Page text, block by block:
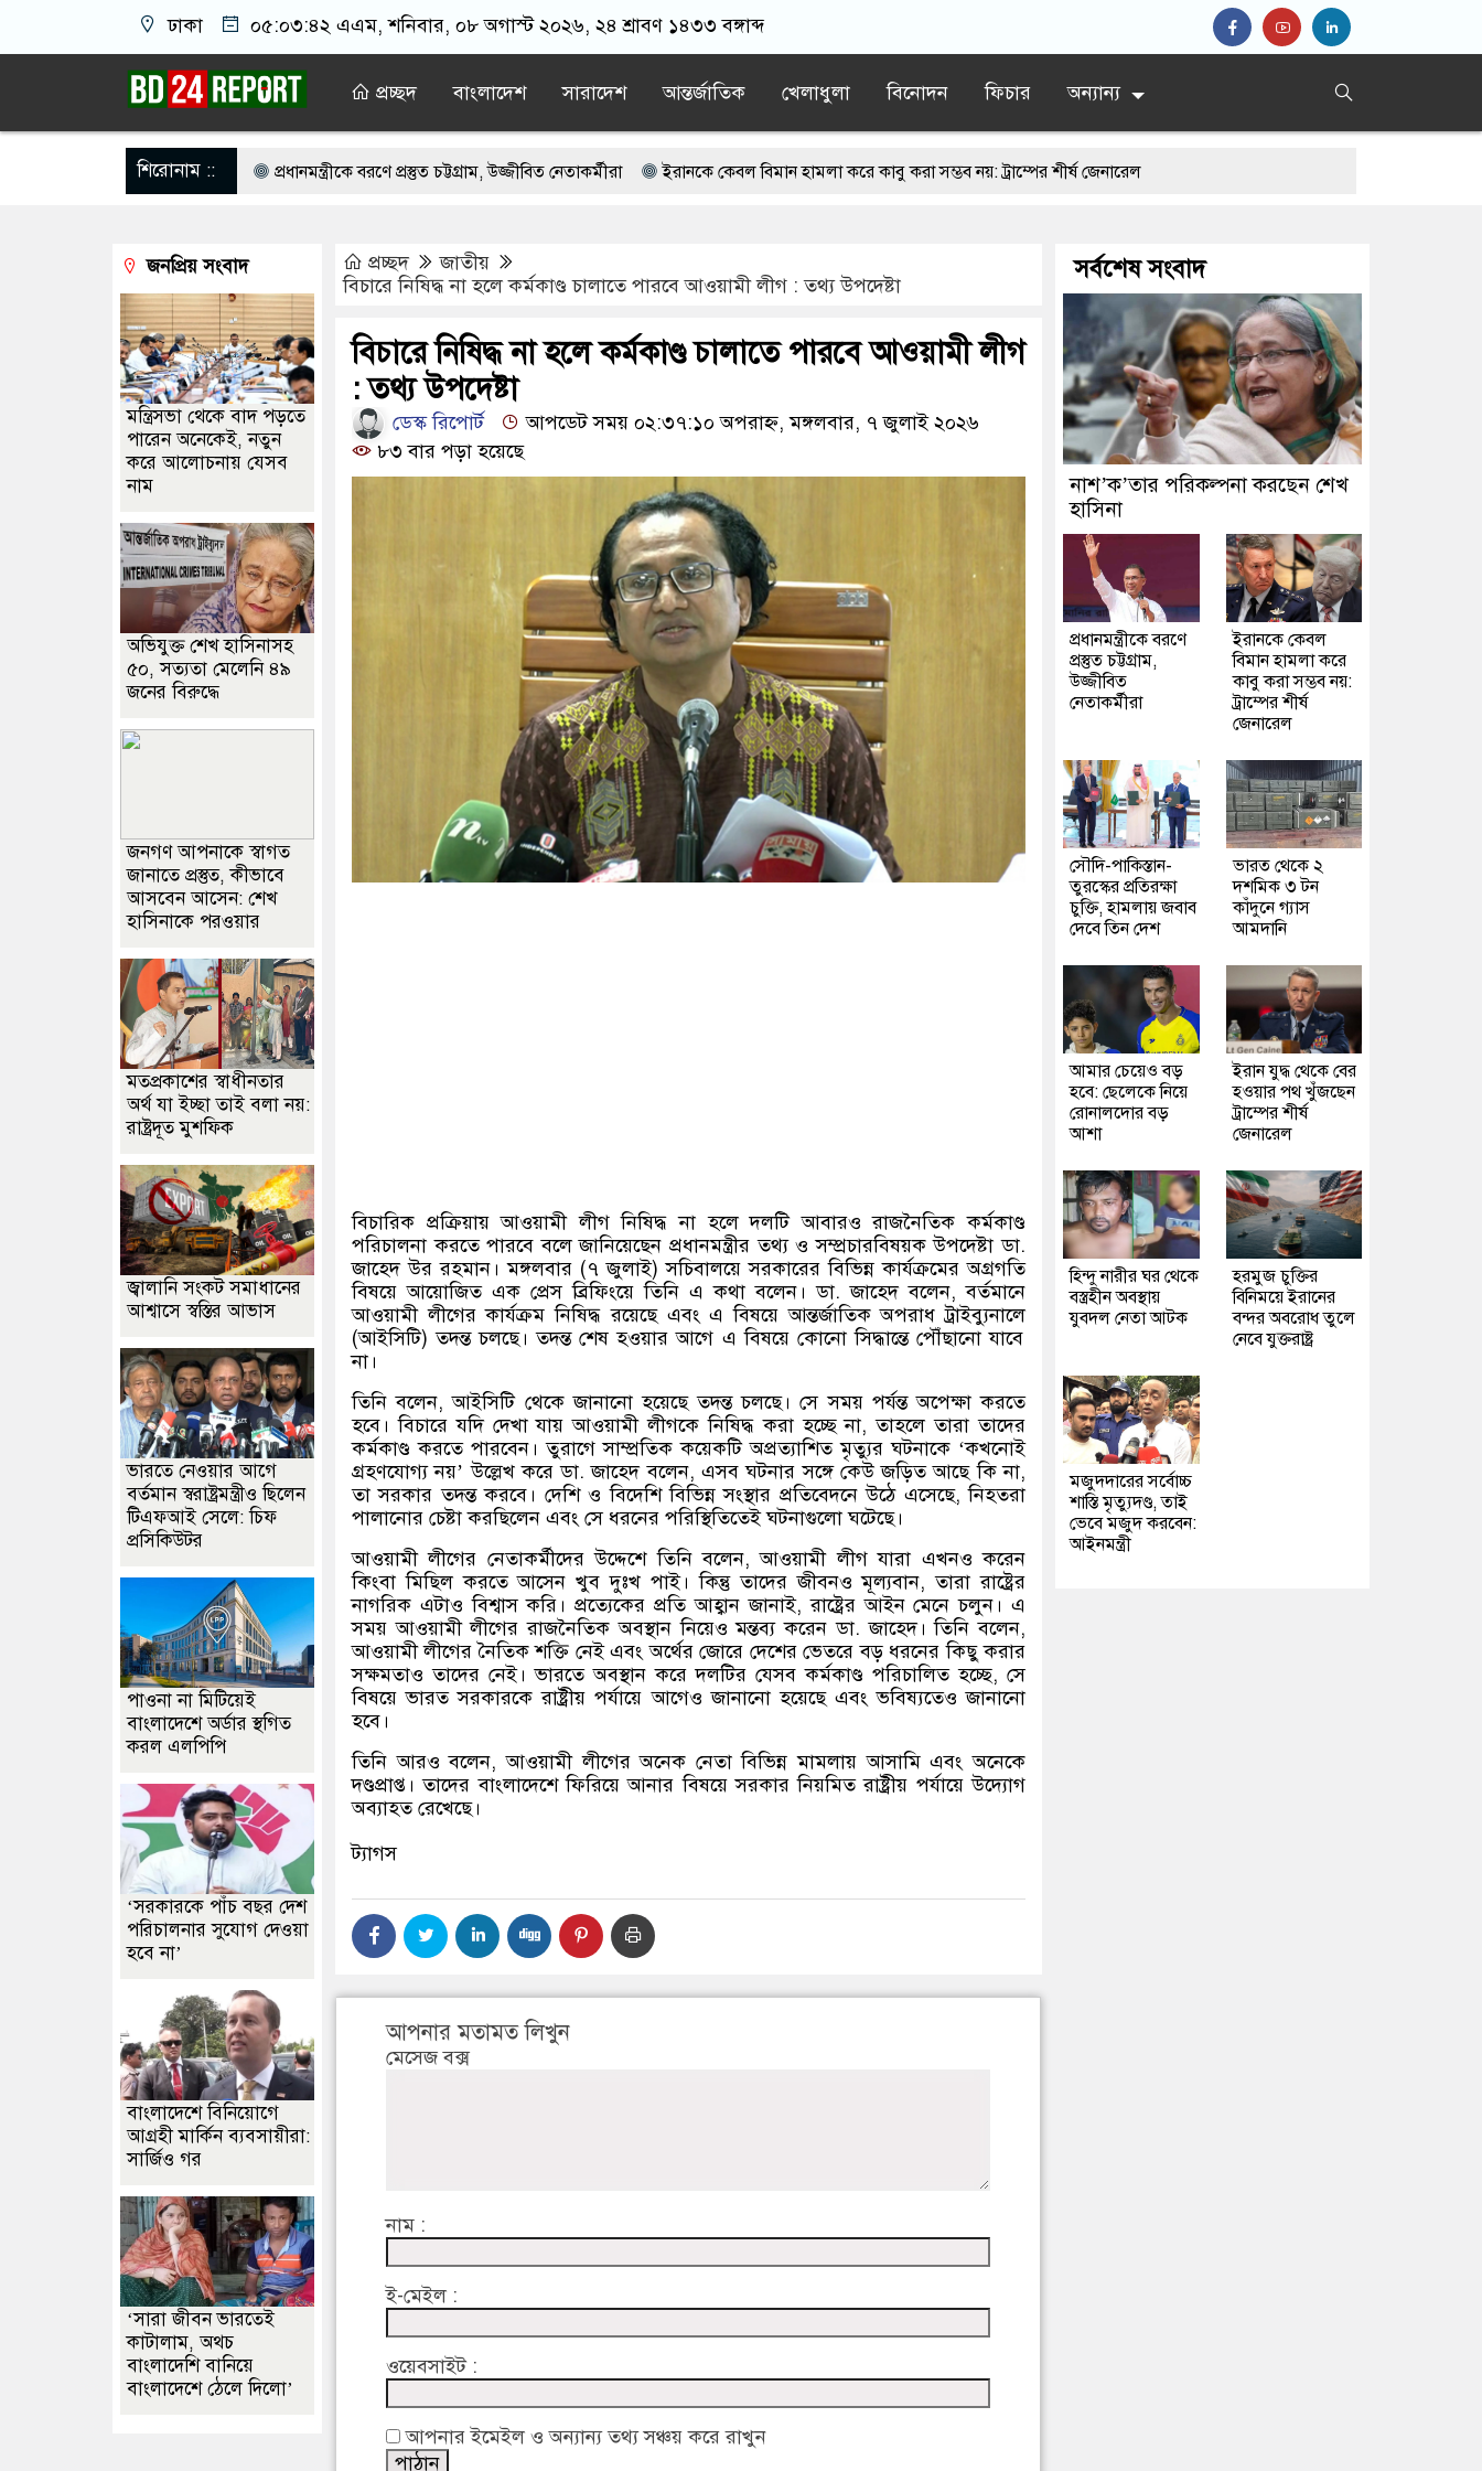
ঢাকা ০৫:০৩:৪৩ এএম, শনিবার, ০৮ অগাস্ট ২০২৬, ২৪ শ্রাবণ ১৪৩৩ বঙ্গাব্দ
প্রচ্ছদ বাংলাদেশ সারাদেশ আন্তর্জাতিক খেলাধুলা বিনোদন ফিচার অন্যান্য
শিরোনাম ::
করছেন শেখ হাসিনা প্রধানমন্ত্রীকে বরণে প্রস্তুত চট্টগ্রাম, উজ্জীবিত নেতাকর্মীরা ইরানকে কেবল বিমান হামলা করে কাবু করা সম্ভব নয়: ট্রাম্পের শীর্ষ জেনারেল
ছেলেকে নিয়ে রোনালদোর বড় আশা ইরান যুদ্ধ থেকে বের হওয়ার পথ খুঁজছেন ট্রাম্পের শীর্ষ জেনারেল
বস্ত্রহীন অবস্থায় যুবদল নেতা আটক হরমুজ চুক্তির বিনিময়ে ইরানের বন্দর অবরোধ তুলে নেবে যুক্তরাষ্ট্র
মৃত্যুদণ্ড, তাই ভেবে মজুদ করবেন: আইনমন্ত্রী
প্রচ্ছদ
জাতীয়
বিচারে নিষিদ্ধ না হলে কর্মকাণ্ড চালাতে পারবে আওয়ামী লীগ : তথ্য উপদেষ্টা
বিচারে নিষিদ্ধ না হলে কর্মকাণ্ড চালাতে পারবে আওয়ামী লীগ
: তথ্য উপদেষ্টা
ডেস্ক রিপোর্ট
আপডেট সময় ০২:৩৭:১০ অপরাহ্ন, মঙ্গলবার, ৭ জুলাই ২০২৬
৮৩ বার পড়া হয়েছে
বিচারিক প্রক্রিয়ায় আওয়ামী লীগ নিষিদ্ধ না হলে দলটি আবারও রাজনৈতিক কর্মকাণ্ড
পরিচালনা করতে পারবে বলে জানিয়েছেন প্রধানমন্ত্রীর তথ্য ও সম্প্রচারবিষয়ক উপদেষ্টা ডা.
জাহেদ উর রহমান। মঙ্গলবার (৭ জুলাই)সচিবালয়ে সরকারের বিভিন্ন কার্যক্রমের অগ্রগতি
বিষয়ে আয়োজিত এক প্রেস ব্রিফিংয়ে তিনি এ কথা বলেন। ডা.জাহেদ বলেন,বর্তমানে
আওয়ামী লীগের কার্যক্রম নিষিদ্ধ রয়েছে এবং এ বিষয়ে আন্তর্জাতিক অপরাধ ট্রাইব্যুনালে
(আইসিটি)তদন্ত চলছে। তদন্ত শেষ হওয়ার আগে এ বিষয়ে কোনো সিদ্ধান্তে পৌঁছানো যাবে
না।
তিনি বলেন,আইসিটি থেকে জানানো হয়েছে তদন্ত চলছে। সে সময় পর্যন্ত অপেক্ষা করতে
হবে। বিচারে যদি দেখা যায় আওয়ামী লীগকে নিষিদ্ধ করা হচ্ছে না,তাহলে তারা তাদের
কর্মকাণ্ড করতে পারবেন। তুরাগে সাম্প্রতিক কয়েকটি অপ্রত্যাশিত মৃত্যুর ঘটনাকে ‘কখনোই
গ্রহণযোগ্য নয়’উল্লেখ করে ডা.জাহেদ বলেন,এসব ঘটনার সঙ্গে কেউ জড়িত আছে কি না,
তা সরকার তদন্ত করবে। দেশি ও বিদেশি বিভিন্ন সংস্থার প্রতিবেদনে উঠে এসেছে,নিহতরা
পালানোর চেষ্টা করছিলেন এবং সে ধরনের পরিস্থিতিতেই ঘটনাগুলো ঘটেছে।
আওয়ামী লীগের নেতাকর্মীদের উদ্দেশে তিনি বলেন,আওয়ামী লীগ যারা এখনও করেন
কিংবা মিছিল করতে আসেন খুব দুঃখ পাই। কিন্তু তাদের জীবনও মূল্যবান,তারা রাষ্ট্রের
নাগরিক এটাও বিশ্বাস করি। প্রত্যেকের প্রতি আহ্বান জানাই,রাষ্ট্রের আইন মেনে চলুন। এ
সময় আওয়ামী লীগের রাজনৈতিক অবস্থান নিয়েও মন্তব্য করেন ডা.জাহেদ। তিনি বলেন,
আওয়ামী লীগের নৈতিক শক্তি নেই এবং অর্থের জোরে দেশের ভেতরে বড় ধরনের কিছু করার
সক্ষমতাও তাদের নেই। ভারতে অবস্থান করে দলটির যেসব কর্মকাণ্ড পরিচালিত হচ্ছে, সে
বিষয়ে ভারত সরকারকে রাষ্ট্রীয় পর্যায়ে আগেও জানানো হয়েছে এবং ভবিষ্যতেও জানানো
হবে।
তিনি আরও বলেন,আওয়ামী লীগের অনেক নেতা বিভিন্ন মামলায় আসামি এবং অনেকে
দণ্ডপ্রাপ্ত। তাদের বাংলাদেশে ফিরিয়ে আনার বিষয়ে সরকার নিয়মিত রাষ্ট্রীয় পর্যায়ে উদ্যোগ
অব্যাহত রেখেছে।
ট্যাগস
আপনার মতামত লিখুন
মেসেজ বক্স
নাম :
ই-মেইল :
ওয়েবসাইট :
আপনার ইমেইল ও অন্যান্য তথ্য সঞ্চয় করে রাখুন
জনপ্রিয় সংবাদ
মন্ত্রিসভা থেকে বাদ পড়তে
পারেন অনেকেই, নতুন
করে আলোচনায় যেসব
নাম
অভিযুক্ত শেখ হাসিনাসহ
৫০, সত্যতা মেলেনি ৪৯
জনের বিরুদ্ধে
জনগণ আপনাকে স্বাগত
জানাতে প্রস্তুত, কীভাবে
আসবেন আসেন: শেখ
হাসিনাকে পরওয়ার
মতপ্রকাশের স্বাধীনতার
অর্থ যা ইচ্ছা তাই বলা নয়:
রাষ্ট্রদূত মুশফিক
জ্বালানি সংকট সমাধানের
আশ্বাসে স্বস্তির আভাস
ভারতে নেওয়ার আগে
বর্তমান স্বরাষ্ট্রমন্ত্রীও ছিলেন
টিএফআই সেলে: চিফ
প্রসিকিউটর
পাওনা না মিটিয়েই
বাংলাদেশে অর্ডার স্থগিত
করল এলপিপি
‘সরকারকে পাঁচ বছর দেশ
পরিচালনার সুযোগ দেওয়া
হবে না’
বাংলাদেশে বিনিয়োগে
আগ্রহী মার্কিন ব্যবসায়ীরা:
সার্জিও গর
‘সারা জীবন ভারতেই
কাটালাম, অথচ
বাংলাদেশি বানিয়ে
বাংলাদেশে ঠেলে দিলো’
সর্বশেষ সংবাদ
নাশ’ক’তার পরিকল্পনা করছেন শেখ
হাসিনা
প্রধানমন্ত্রীকে বরণে
প্রস্তুত চট্টগ্রাম,
উজ্জীবিত
নেতাকর্মীরা
ইরানকে কেবল
বিমান হামলা করে
কাবু করা সম্ভব নয়:
ট্রাম্পের শীর্ষ
জেনারেল
সৌদি-পাকিস্তান-
তুরস্কের প্রতিরক্ষা
চুক্তি, হামলায় জবাব
দেবে তিন দেশ
ভারত থেকে ২
দশমিক ৩ টন
কাঁদুনে গ্যাস
আমদানি
আমার চেয়েও বড়
হবে: ছেলেকে নিয়ে
রোনালদোর বড়
আশা
ইরান যুদ্ধ থেকে বের
হওয়ার পথ খুঁজছেন
ট্রাম্পের শীর্ষ
জেনারেল
হিন্দু নারীর ঘর থেকে
বস্ত্রহীন অবস্থায়
যুবদল নেতা আটক
হরমুজ চুক্তির
বিনিময়ে ইরানের
বন্দর অবরোধ তুলে
নেবে যুক্তরাষ্ট্র
মজুদদারের সর্বোচ্চ
শাস্তি মৃত্যুদণ্ড, তাই
ভেবে মজুদ করবেন:
আইনমন্ত্রী